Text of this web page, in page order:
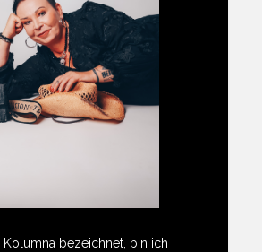
Kolumna bezeichnet, bin ich